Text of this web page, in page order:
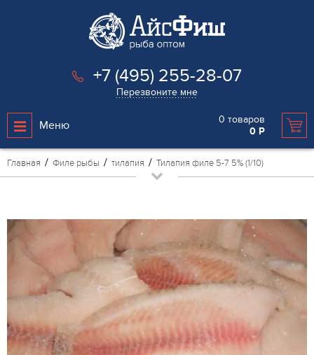
+7 (495) 255-28-07
Перезвоните мне
Меню 0 товаров
0 Р
Главная Филе рыбы тилапия Тилапия филе 5-7 5% (1/10)